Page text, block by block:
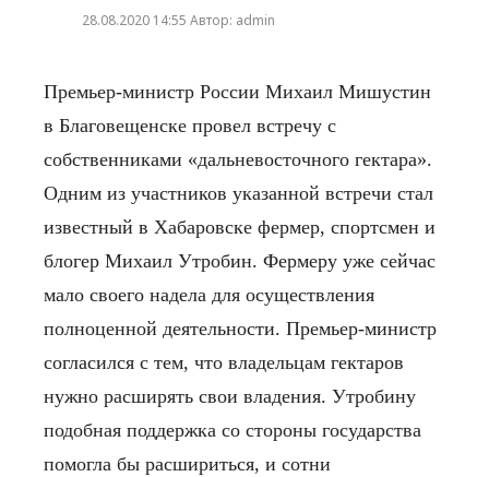
28.08.2020 14:55 Автор: admin
Премьер-министр России Михаил Мишустин
в Благовещенске провел встречу с
собственниками «дальневосточного гектара».
Одним из участников указанной встречи стал
известный в Хабаровске фермер, спортсмен и
блогер Михаил Утробин. Фермеру уже сейчас
мало своего надела для осуществления
полноценной деятельности. Премьер-министр
согласился с тем, что владельцам гектаров
нужно расширять свои владения. Утробину
подобная поддержка со стороны государства
помогла бы расшириться, и сотни